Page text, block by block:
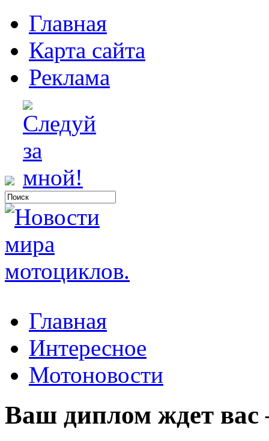
Главная
Карта сайта
Реклама
Главная
Интересное
Мотоновости
Ваш диплом ждет